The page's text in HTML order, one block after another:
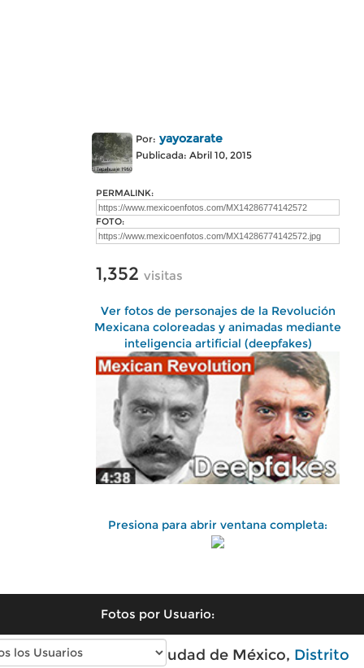
Por: yayozarate
Publicada: Abril 10, 2015
PERMALINK:
FOTO:
1,352 visitas
Ver fotos de personajes de la Revolución
Mexicana coloreadas y animadas mediante
inteligencia artificial (deepfakes)
Presiona para abrir ventana completa:
Fotos por Usuario:
Fotos antiguas de Ciudad de México, Distrito